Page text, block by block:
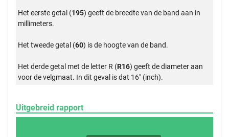
Het eerste getal (195) geeft de breedte van de band aan in
millimeters.
Het tweede getal (60) is de hoogte van de band.
Het derde getal met de letter R (R16) geeft de diameter aan
voor de velgmaat. In dit geval is dat 16" (inch).
Uitgebreid rapport